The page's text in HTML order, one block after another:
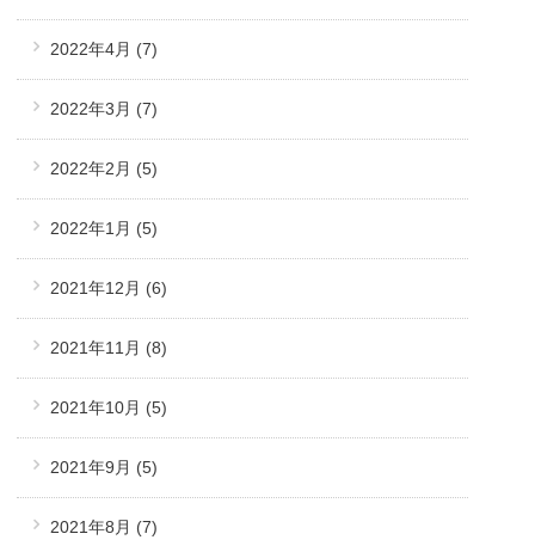
2022年4月 (7)
2022年3月 (7)
2022年2月 (5)
2022年1月 (5)
2021年12月 (6)
2021年11月 (8)
2021年10月 (5)
2021年9月 (5)
2021年8月 (7)